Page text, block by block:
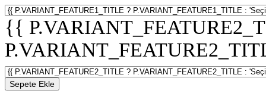
{{
Sepete Ekle